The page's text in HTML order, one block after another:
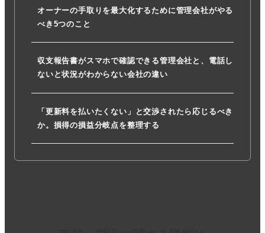
オーナーの手取りを最大化するために管理会社がやる
べき5つのこと
収支報告書がスマホで確認できる管理会社と、電話し
ないと状況がわからない会社の違い
「更新料を払いたくない」と交渉されたら応じるべき
か。損得の損益分岐点を整理する